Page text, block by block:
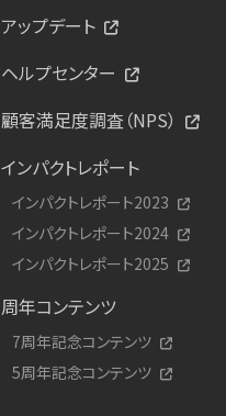
アップデート
ヘルプセンター
顧客満足度調査（NPS）
インパクトレポート
インパクトレポート2023
インパクトレポート2024
インパクトレポート2025
周年コンテンツ
7周年記念コンテンツ
5周年記念コンテンツ